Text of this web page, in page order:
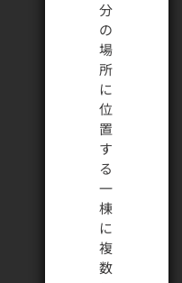
分
の
場
所
に
位
置
す
る
一
棟
に
複
数